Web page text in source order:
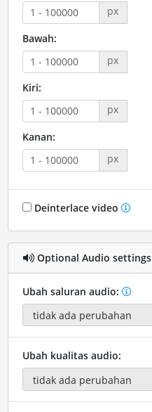
px
Bawah:
px
Kiri:
px
Kanan:
px
Deinterlace video
Optional Audio settings
Ubah saluran audio:
Ubah kualitas audio: